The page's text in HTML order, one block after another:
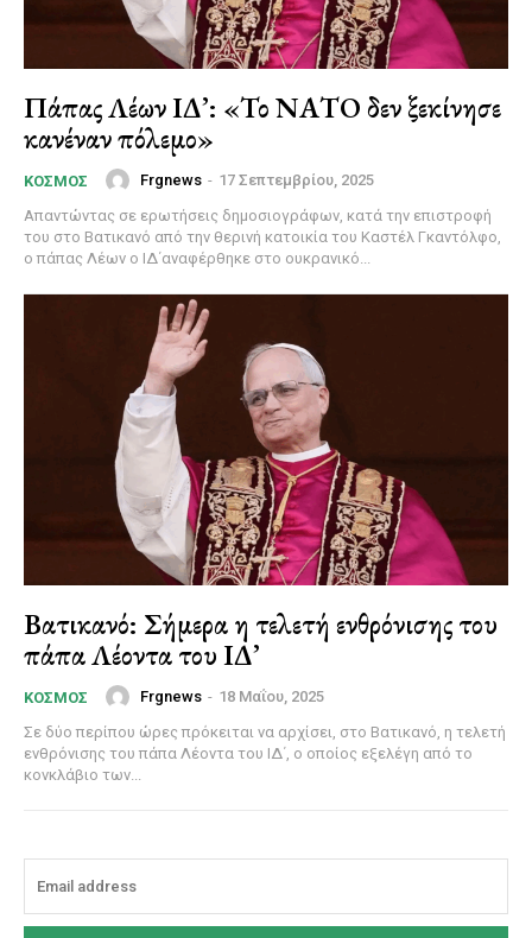
Πάπας Λέων ΙΔ’: «Το ΝΑΤΟ δεν ξεκίνησε
κανέναν πόλεμο»
ΚΌΣΜΟΣ Frgnews - 17 Σεπτεμβρίου, 2025
Απαντώντας σε ερωτήσεις δημοσιογράφων, κατά την επιστροφή
του στο Βατικανό από την θερινή κατοικία του Καστέλ Γκαντόλφο,
ο πάπας Λέων ο ΙΔ΄αναφέρθηκε στο ουκρανικό...
Βατικανό: Σήμερα η τελετή ενθρόνισης του
πάπα Λέοντα του ΙΔ’
ΚΌΣΜΟΣ Frgnews - 18 Μαΐου, 2025
Σε δύο περίπου ώρες πρόκειται να αρχίσει, στο Βατικανό, η τελετή
ενθρόνισης του πάπα Λέοντα του ΙΔ΄, ο οποίος εξελέγη από το
κονκλάβιο των...